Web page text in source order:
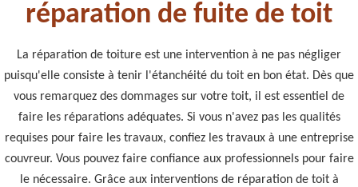
réparation de fuite de toit
La réparation de toiture est une intervention à ne pas négliger
puisqu'elle consiste à tenir l'étanchéité du toit en bon état. Dès que
vous remarquez des dommages sur votre toit, il est essentiel de
faire les réparations adéquates. Si vous n'avez pas les qualités
requises pour faire les travaux, confiez les travaux à une entreprise
couvreur. Vous pouvez faire confiance aux professionnels pour faire
le nécessaire. Grâce aux interventions de réparation de toit à